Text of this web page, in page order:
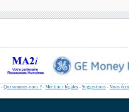
- Qui sommes-nous ? - Mentions légales - Suggestions - Nous